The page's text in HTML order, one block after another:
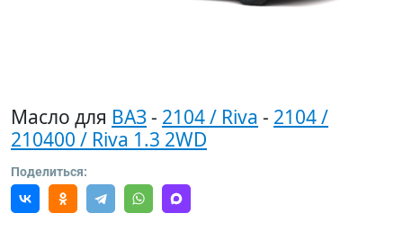
Масло для ВАЗ- 2104 / Riva - 2104 /
210400 / Riva 1.3 2WD
Поделиться: